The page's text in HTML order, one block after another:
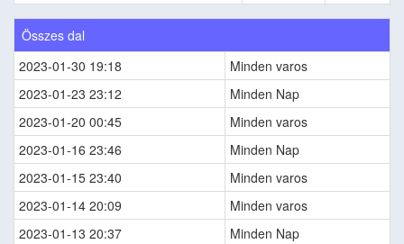
Összes dal
2023-01-30 19:18
Minden varos
2023-01-23 23:12
Minden Nap
2023-01-20 00:45
Minden varos
2023-01-16 23:46
Minden Nap
2023-01-15 23:40
Minden varos
2023-01-14 20:09
Minden varos
2023-01-13 20:37
Minden Nap